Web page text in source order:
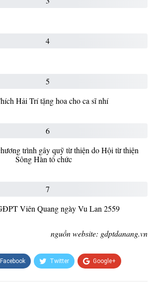
Hải Trí tặng hoa cho ca sĩ nhí
trình gây quỹ từ thiện do Hội từ thiện
Sông Hàn tổ chức
Viên Quang ngày Vu Lan 2559
nguồn website: gdptdanang.vn
Facebook Twitter Google+